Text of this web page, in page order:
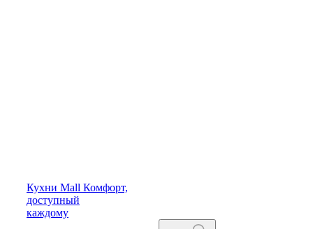
Кухни Mall Комфорт,
доступный
каждому